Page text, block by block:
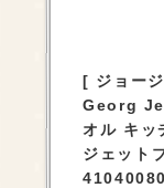
[ ジョー
Georg
オル キッ
ジェット